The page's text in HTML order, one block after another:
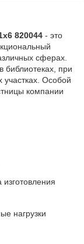
820044 - это
сферах.
библиотеках, при
участках. Особой
компании
нагрузки